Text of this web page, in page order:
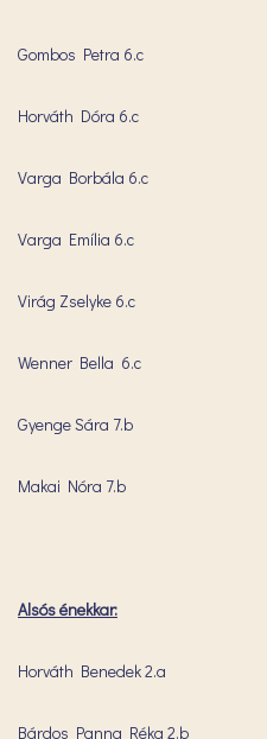
Gombos Petra 6.c
Horváth Dóra 6.c
Varga Borbála 6.c
Varga Emília 6.c
Virág Zselyke 6.c
Wenner Bella 6.c
Gyenge Sára 7.b
Makai Nóra 7.b
Alsós énekkar:
Horváth Benedek 2.a
Bárdos Panna Réka 2.b